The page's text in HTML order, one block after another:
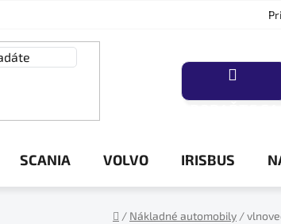
SCANIA VOLVO IRISBUS
/ Nákladné automobily /